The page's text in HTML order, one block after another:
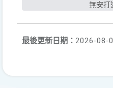
無安打
最後更新日期： 2026-08-